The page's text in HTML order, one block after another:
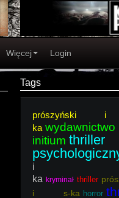
Więcej Login
Tags
prószyński
ka wydawnictwo
initium thriller
i
ka kryminał thriller
i s-ka horror